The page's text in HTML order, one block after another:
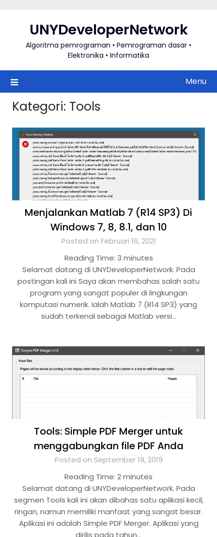
UNYDeveloperNetwork
Algoritma pemrograman • Pemrograman dasar •
Elektronika • Informatika
Menu
Kategori: Tools
Menjalankan Matlab 7 (R14 SP3) Di
Windows 7, 8, 8.1, dan 10
Posted on Februari 16, 2021
Reading Time: 3 minutes
Selamat datang di UNYDeveloperNetwork. Pada
postingan kali ini Saya akan membahas salah satu
program yang sangat populer di lingkungan
komputasi numerik. Ialah Matlab 7 (R14 SP3) yang
sudah terkenal sebagai Matlab versi…
Tools: Simple PDF Merger untuk
menggabungkan file PDF Anda
Posted on September 19, 2019
Reading Time: 2minutes
Selamat datang di UNYDeveloperNetwork. Pada
segmen Tools kali ini akan dibahas satu aplikasi kecil,
ringan, namun memiliki manfaat yang sangat besar.
Aplikasi ini adalah Simple PDF Merger. Aplikasi yang
dirilis pada tahun…